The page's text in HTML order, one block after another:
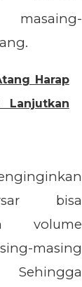
Harap
Lanjutkan
bisa
volume
masing